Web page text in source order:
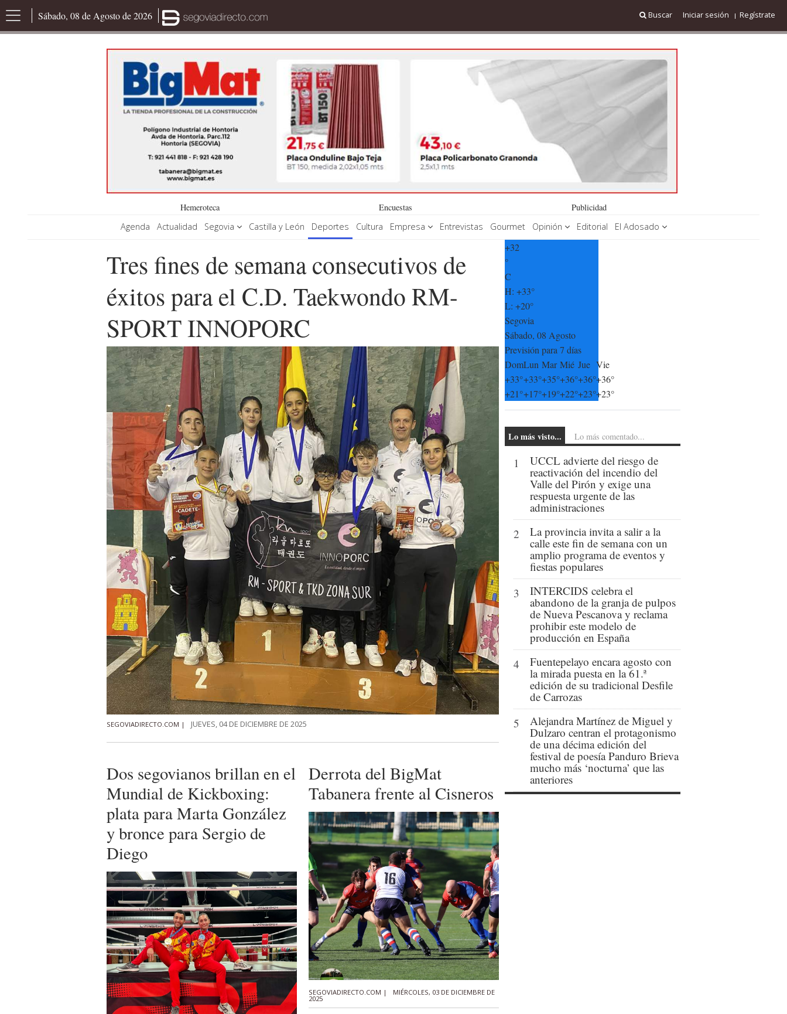
Sábado, 08 de Agosto de 2026 Buscar Iniciar sesión Regístrate
Hemeroteca Encuestas
Publicidad
Agenda
Actualidad Segovia Castilla y León Deportes Cultura Empresa Entrevistas Gourmet Opinión Editorial El Adosado
Tres fines de semana consecutivos de
éxitos para el C.D. Taekwondo RM-
SPORT INNOPORC
SEGOVIADIRECTO.COM | JUEVES, 04 DE DICIEMBRE DE 2025
Dos segovianos brillan en el
Mundial de Kickboxing:
plata para Marta González
y bronce para Sergio de
Diego
Derrota del BigMat
Tabanera frente al Cisneros
SEGOVIADIRECTO.COM | MIÉRCOLES, 03 DE DICIEMBRE DE
2025
+32
°
C
H: +33°
L: +20°
Segovia
Sábado, 08 Agosto
Previsión para 7 días
DomLun Mar Mié Jue Vie
+33°+33°+35°+36°+36°+36°
+21°+17°+19°+22°+23°+23°
Lo más visto... Lo más comentado...
1
UCCL advierte del riesgo de
reactivación del incendio del
Valle del Pirón y exige una
respuesta urgente de las
administraciones
2
La provincia invita a salir a la
calle este fin de semana con un
amplio programa de eventos y
fiestas populares
3
INTERCIDS celebra el
abandono de la granja de pulpos
de Nueva Pescanova y reclama
prohibir este modelo de
producción en España
4
Fuentepelayo encara agosto con
la mirada puesta en la 61.ª
edición de su tradicional Desfile
de Carrozas
5
Alejandra Martínez de Miguel y
Dulzaro centran el protagonismo
de una décima edición del
festival de poesía Panduro Brieva
mucho más ‘nocturna’ que las
anteriores